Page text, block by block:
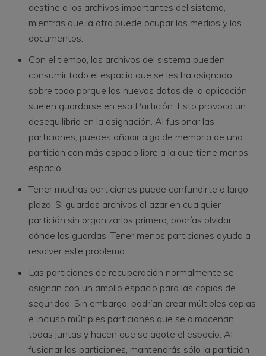
destine a los archivos importantes del sistema,
mientras que la otra puede ocupar los medios y los
documentos.
Con el tiempo, los archivos del sistema pueden
consumir todo el espacio que se les ha asignado,
sobre todo porque los nuevos datos de la aplicación
suelen guardarse en esa Partición. Esto provoca un
desequilibrio en la asignación. Al fusionar las
particiones, puedes añadir algo de memoria de una
partición con más espacio libre a la que tiene menos
espacio.
Tener muchas particiones puede confundirte a largo
plazo. Si guardas archivos al azar en cualquier
partición sin organizarlos primero, podrías olvidar
dónde los guardas. Tener menos particiones ayuda a
resolver este problema.
Las particiones de recuperación normalmente se
asignan con un amplio espacio para las copias de
seguridad. Sin embargo, podrían crear múltiples copias
e incluso múltiples particiones que se almacenan
todas juntas y hacen que se agote el espacio. Al
fusionar las particiones, mantendrás sólo la partición